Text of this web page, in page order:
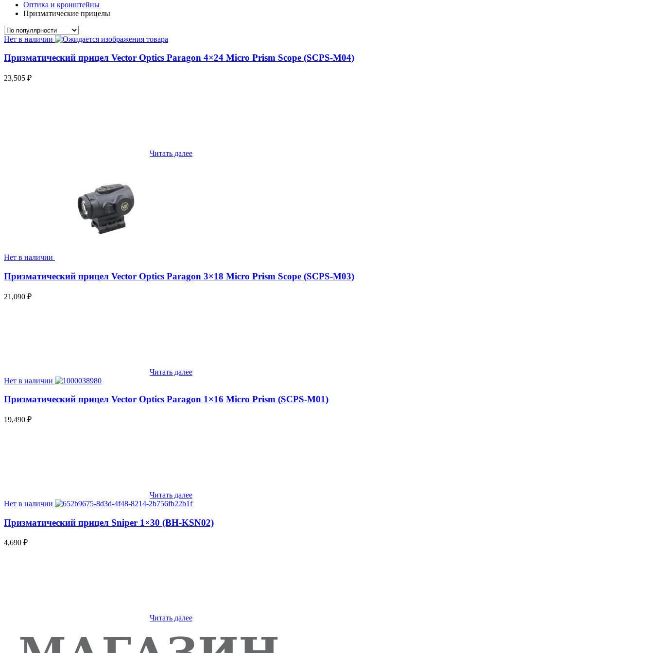
Оптика и кронштейны
Призматические прицелы
Нет в наличии
Призматический прицел Vector Optics Paragon 4×24 Micro Prism Scope (SCPS-M04)
23,505 ₽
Читать далее
Нет в наличии
Призматический прицел Vector Optics Paragon 3×18 Micro Prism Scope (SCPS-M03)
21,090 ₽
Читать далее
Нет в наличии
Призматический прицел Vector Optics Paragon 1×16 Micro Prism (SCPS-M01)
19,490 ₽
Читать далее
Нет в наличии
Призматический прицел Sniper 1×30 (BH-KSN02)
4,690 ₽
Читать далее